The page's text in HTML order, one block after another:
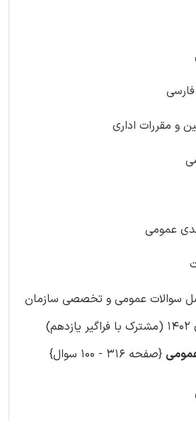
و مقررات اداری
عمومی
3: اصل سوالات عمومی و تخصصی سازمان
{صفحه 316 - 100 سوال}